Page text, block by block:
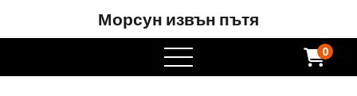
Морсун извън пътя
Отворете
менюто
0